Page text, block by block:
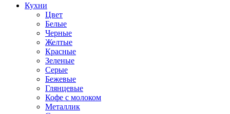
Кухни
Цвет
Белые
Черные
Желтые
Красные
Зеленые
Серые
Бежевые
Глянцевые
Кофе с молоком
Металлик